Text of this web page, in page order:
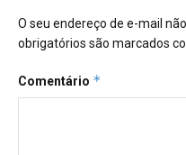
O seu endereço de e-mail
obrigatórios são marcados
Comentário *